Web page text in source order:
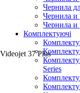
Чернила
Чернила и
Чернила и
Комплектуючі
Series
Videojet 37 Plus